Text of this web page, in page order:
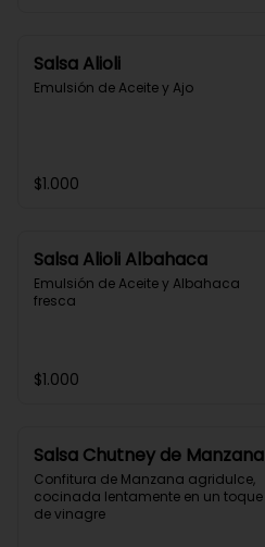
Salsa Alioli
Emulsión de Aceite y Ajo
$1.000
Salsa Alioli Albahaca
Emulsión de Aceite y Albahaca
fresca
$1.000
Salsa Chutney de Manzana
Confitura de Manzana agridulce,
cocinada lentamente en un toque
de vinagre